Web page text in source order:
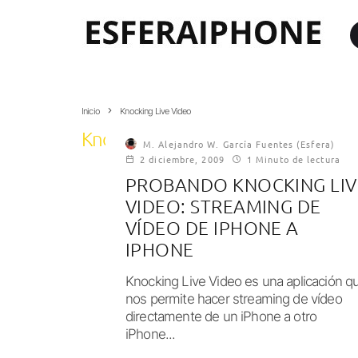
Inicio Knocking Live Video
Knocking Live Video
M. Alejandro W. García Fuentes (Esfera)
2 diciembre, 2009
1 Minuto de lectura
PROBANDO KNOCKING
VIDEO: STREAMING DE
VÍDEO DE IPHONE A
IPHONE
Knocking Live Video es una aplicación
nos permite hacer streaming de vídeo
directamente de un iPhone a otro
iPhone...